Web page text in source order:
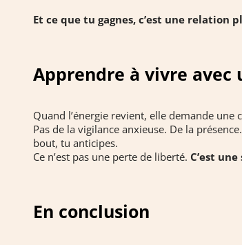
Et ce que tu gagnes, c’est une relation
Apprendre à vivre avec
Quand l’énergie revient, elle demande une
Pas de la vigilance anxieuse. De la
bout, tu anticipes.
Ce n’est pas une perte de liberté. C’est
En conclusion